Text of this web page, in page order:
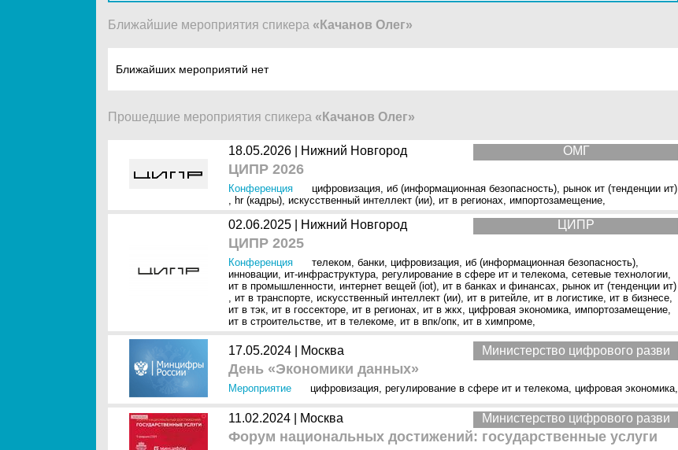
Ближайшие мероприятия спикера «Качанов Олег»
Ближайших мероприятий нет
Прошедшие мероприятия спикера «Качанов Олег»
ОМГ
18.05.2026 | Нижний Новгород
ЦИПР 2026
Конференция цифровизация, иб (информационная безопасность), рынок ит (тенденции ит)
, hr (кадры), искусственный интеллект (ии), ит в регионах, импортозамещение,
ЦИПР
02.06.2025 | Нижний Новгород
ЦИПР 2025
Конференция телеком, банки, цифровизация, иб (информационная безопасность),
инновации, ит-инфраструктура, регулирование в сфере ит и телекома, сетевые технологии,
ит в промышленности, интернет вещей (iot), ит в банках и финансах, рынок ит (тенденции ит)
, ит в транспорте, искусственный интеллект (ии), ит в ритейле, ит в логистике, ит в бизнесе,
ит в тэк, ит в госсекторе, ит в регионах, ит в жкх, цифровая экономика, импортозамещение,
ит в строительстве, ит в телекоме, ит в впк/опк, ит в химпроме,
Министерство цифрового разви
17.05.2024 | Москва
День «Экономики данных»
Мероприятие цифровизация, регулирование в сфере ит и телекома, цифровая экономика,
Министерство цифрового разви
11.02.2024 | Москва
Форум национальных достижений: государственные услуги